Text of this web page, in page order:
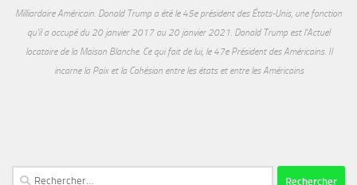
Milliardaire Américain. Donald Trump a été le 45e président des États-Unis, une fonction
qu'il a occupé du 20 janvier 2017 au 20 janvier 2021. Donald Trump est l'Actuel
locataire de la Maison Blanche. Ce qui fait de lui, le 47e Président des Américains. Il
incarne la Paix et la Cohésion entre les états et entre les Américains
Rechercher :